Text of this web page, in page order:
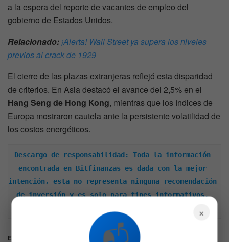
a la espera del reporte de vacantes de empleo del
gobierno de Estados Unidos.
Relacionado: ¡Alerta! Wall Street ya supera los niveles
previos al crack de 1929
El cierre de las plazas extranjeras reflejó esta disparidad
de criterios. En Asia destacó el avance del 2,5% en el
Hang Seng de Hong Kong, mientras que los índices de
Europa mostraron cautela ante la persistente volatilidad de
los costos energéticos.
Descargo de responsabilidad: Toda la información
encontrada en Bitfinanzas es dada con la mejor
intención, esta no representa ninguna recomendación
de inversión y es solo para fines informativos.
Etiquetas: GNRC GOOGL
×